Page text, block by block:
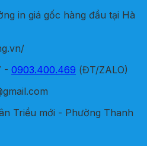
in giá gốc hàng đầu tại Hà
- 0903.400.469 (ĐT/ZALO)
Triều mới - Phường Thanh